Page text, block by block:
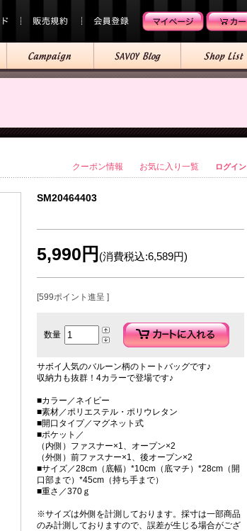
クーポン情報 お気に入り一覧 ログイン
SM20464403
サボイ人気のバルーン柄のトートバッグです♪
収納力も抜群！4カラーで登場です♪
■カラー／ネイビー
■素材／ポリエステル・ポリウレタン
■開口タイプ／マグネット式
■ポケット／
（内側）ファスナー×1、オープン×2
（外側）前ファスナー×1、後オープン×2
■サイズ／28cm（底幅）*10cm（底マチ）*28cm（開
口部まで）*45cm（持ち手まで）
■重さ／370ｇ
※サイズは外側を計測しております。採寸は一部商品
のみ計測しておりますので、誤差が生じる場合がござ
5,990円 (消費税込:6,589円)
[599ポイント進呈 ]
数量